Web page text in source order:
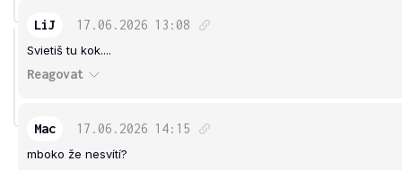
LiJ 17.06.2026 13:08
Svietiš tu kok....
Reagovat
Mac 17.06.2026 14:15
mboko že nesvítí?